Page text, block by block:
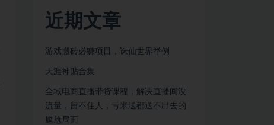
近期文章
游戏搬砖必赚项目，诛仙世界举例
天涯神贴合集
全域电商直播带货课程，解决直播间没
流量，留不住人，亏米送都送不出去的
尴尬局面